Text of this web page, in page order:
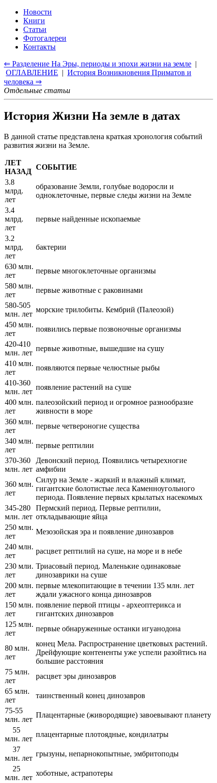
Новости
Книги
Статьи
Фотогалереи
Контакты
⇐ Разделение На Эры, периоды и эпохи жизни на земле |
ОГЛАВЛЕНИЕ | История Возникновения Приматов и
человека ⇒
Отдельные статьи
История Жизни На земле в датах
В данной статье представлена краткая хронология событий
развития жизни на Земле.
ЛЕТ
НАЗАД
СОБЫТИЕ
3.8
млрд.
лет
образование Земли, голубые водоросли и
одноклеточные, первые следы жизни на Земле
3.4
млрд.
лет
первые найденные ископаемые
3.2
млрд.
лет
бактерии
630 млн.
лет
первые многоклеточные организмы
580 млн.
лет
первые животные с раковинами
580-505
млн. лет
морские трилобиты. Кембрий (Палеозой)
450 млн.
лет
появились первые позвоночные организмы
420-410
млн. лет
первые животные, вышедшие на сушу
410 млн.
лет
появляются первые челюстные рыбы
410-360
млн. лет
появление растений на суше
400 млн.
лет
палеозойский период и огромное разнообразие
живности в море
360 млн.
лет
первые четвероногие существа
340 млн.
лет
первые рептилии
370-360
млн. лет
Девонский период. Появились четырехногие
амфибии
360 млн.
лет
Силур на Земле - жаркий и влажный климат,
гигантские болотистые леса Каменноугольного
периода. Появление первых крылатых насекомых
345-280
млн. лет
Пермский период. Первые рептилии,
откладывающие яйца
250 млн.
лет
Мезозойская эра и появление динозавров
240 млн.
лет
расцвет рептилий на суше, на море и в небе
230 мли.
лет
Триасовый период. Маленькие одинаковые
динозаврики на суше
200 млн.
лет
первые млекопитающие в течении 135 млн. лет
ждали ужасного конца динозавров
150 млн.
лет
появление первой птицы - археоптерикса и
гигантских динозавров
125 млн.
лет
первые обнаруженные останки игуанодона
80 млн.
лет
конец Мела. Распространение цветковых растений.
Дрейфующие контененты уже успели разойтись на
большие расстояния
75 млн.
лет
расцвет эры динозавров
65 млн.
лет
таинственный конец динозавров
75-55
млн. лет
Плацентарные (живородящие) завоевывают планету
55
млн. лет
плацентарные плотоядные, кондилатры
37
млн. лет
грызуны, непарнокопытные, эмбритоподы
25
млн. лет
хоботные, астрапотеры